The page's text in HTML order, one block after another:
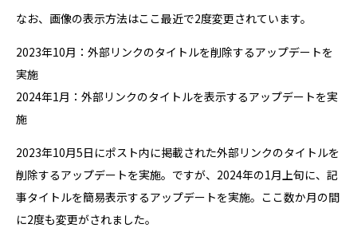
なお、画像の表示方法はここ最近で2度変更されています。
2023年10月：外部リンクのタイトルを削除するアップデートを
実施
2024年1月：外部リンクのタイトルを表示するアップデートを実
施
2023年10月5日にポスト内に掲載された外部リンクのタイトルを
削除するアップデートを実施。ですが、2024年の1月上旬に、記
事タイトルを簡易表示するアップデートを実施。ここ数か月の間
に2度も変更がされました。